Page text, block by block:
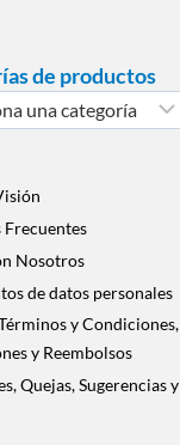
de productos
Frecuentes
Nosotros
de datos personales
y Condiciones,
y Reembolsos
Quejas, Sugerencias y